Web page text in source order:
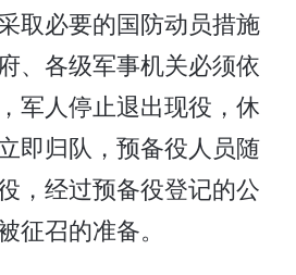
取必要的国防动员措施
、各级军事机关必须依
军人停止退出现役，休
即归队，预备役人员随
，经过预备役登记的公
征召的准备。